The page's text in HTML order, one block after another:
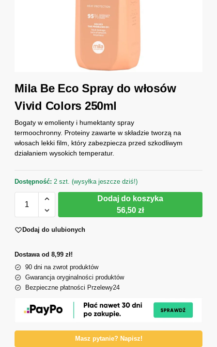
Mila Be Eco Spray do włosów
Vivid Colors 250ml
Bogaty w emolienty i humektanty spray
termoochronny. Proteiny zawarte w składzie tworzą na
włosach lekki film, który zabezpiecza przed szkodliwym
działaniem wysokich temperatur.
Dostępność: 2 szt. (wysyłka jeszcze dziś!)
Dodaj do koszyka
56,50 zł
Dodaj do ulubionych
Dostawa od 8,99 zł!
90 dni na zwrot produktów
Gwarancja oryginalności produktów
Bezpieczne płatności Przelewy24
Masz pytanie? Napisz!